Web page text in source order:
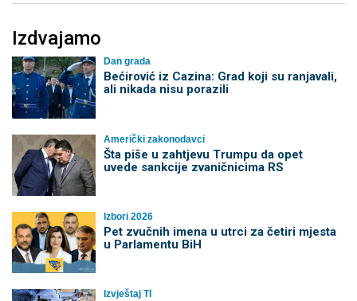
Izdvajamo
Dan grada
Bećirović iz Cazina: Grad koji su ranjavali,
ali nikada nisu porazili
Američki zakonodavci
Šta piše u zahtjevu Trumpu da opet
uvede sankcije zvaničnicima RS
Izbori 2026
Pet zvučnih imena u utrci za četiri mjesta
u Parlamentu BiH
Izvještaj TI